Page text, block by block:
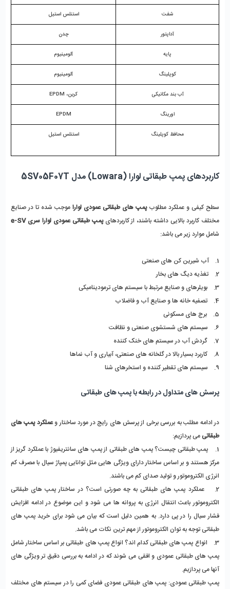
شفت استنلس استیل
آداپتور چدن
پایه آلومینیوم
کوپلینگ آلومینیوم
آب بند مکانیکی کربن، EPDM
اورینگ EPDM
محافظ کوپلینگ استنلس استیل
کاربردهای پمپ طبقاتی لوارا (Lowara) مدل 5SV05F07T
سطح کیفی و عملکرد مطلوب پمپ های طبقاتی عمودی لوارا
مختلف کاربرد بالایی داشته باشند، از کاربردهای پمپ طبقاتی عمودی لوارا سری e-SV
شامل موارد زیر می باشد:
1.    آب شیرین کن های صنعتی
2.    تغذیه دیگ های بخار
3.    بویلرهای و صنایع مرتبط با سیستم های ترمودینامیکی
4.    تصفیه خانه ها و صنایع آب و فاضلاب
5.    برج های مسکونی
6.    سیستم های شستشوی صنعتی و نظافت
7.    گردش آب در سیستم های خنک کننده
8.    کاربرد بسیار بالا در گلخانه های صنعتی، آبیاری و آب نماها
9.    سیستم های تقطیر کننده و استخرهای شنا
پرسش های متداول در رابطه با پمپ های طبقاتی
در ادامه مطلب به بررسی برخی از پرسش های رایج در مورد ساختار و
طبقاتی می پردازیم:
1.    پمپ طبقاتی چیست؟
انرژی الکتروموتور و تولید صدای کم می باشند.
2.    عملکرد پمپ های طبقاتی به چه صورتی است؟
طبقاتی توجه به توان الکتروموتور از مهم ترین نکات می باشد.
3.    انواع پمپ های طبقاتی کدام اند؟
آنها می پردازیم.